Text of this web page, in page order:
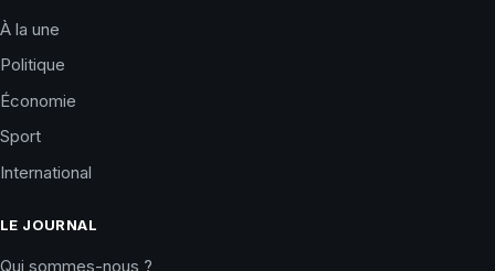
À la une
Politique
Économie
Sport
International
LE JOURNAL
Qui sommes-nous ?